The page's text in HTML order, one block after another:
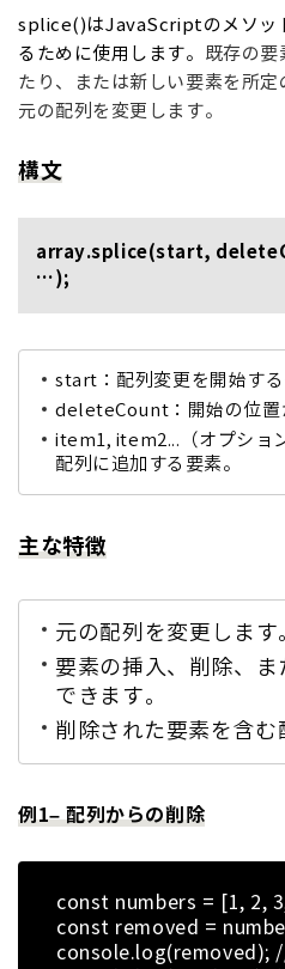
splice()はJavaScriptのメソッ
るために使用します。 既存の要
たり、または新しい要素を所定
元の配列を変更します。
構文
array.splice(start,
…);
start ：配列変更を開始す
deleteCount ：開始の位
item1, item2... （オプシ
配列に追加する要素。
主な特徴
元の配列を変更しま
要素の挿入、削除、
できます。
削除された要素を含む
例1– 配列からの削除
const numbers = [1, 2,
const removed =
console.log(removed);